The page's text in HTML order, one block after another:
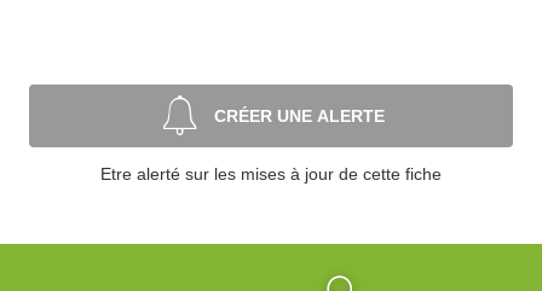
CRÉER UNE ALERTE
Etre alerté sur les mises à jour de cette fiche